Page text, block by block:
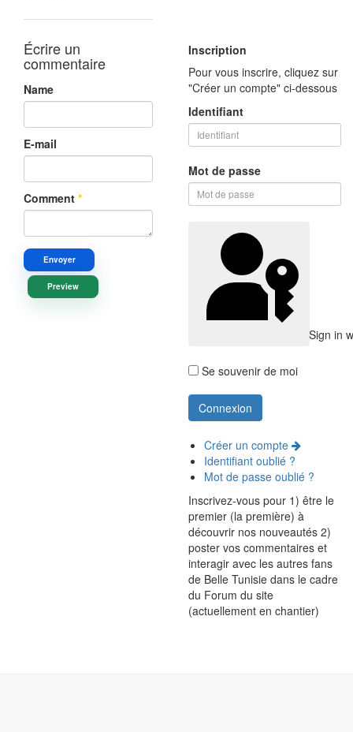
Écrire un
commentaire
Name
E-mail
Comment *
Envoyer
Preview
Inscription
Pour vous inscrire, cliquez sur
"Créer un compte" ci-dessous
Identifiant
Mot de passe
Sign in
Se souvenir de moi
Créer un compte
Identifiant oublié ?
Mot de passe oublié ?
Inscrivez-vous pour 1) être le
premier (la première) à
découvrir nos nouveautés 2)
poster vos commentaires et
interagir avec les autres fans
de Belle Tunisie dans le cadre
du Forum du site
(actuellement en chantier)